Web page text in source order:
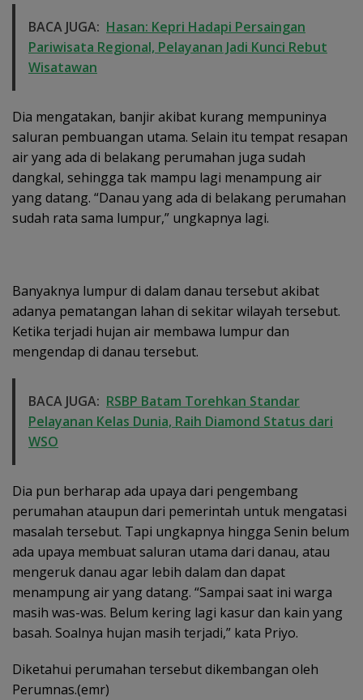
BACA JUGA: Hasan: Kepri Hadapi Persaingan
Pariwisata Regional, Pelayanan Jadi Kunci Rebut
Wisatawan
Dia mengatakan, banjir akibat kurang mempuninya
saluran pembuangan utama. Selain itu tempat resapan
air yang ada di belakang perumahan juga sudah
dangkal, sehingga tak mampu lagi menampung air
yang datang. “Danau yang ada di belakang perumahan
sudah rata sama lumpur,” ungkapnya lagi.
Banyaknya lumpur di dalam danau tersebut akibat
adanya pematangan lahan di sekitar wilayah tersebut.
Ketika terjadi hujan air membawa lumpur dan
mengendap di danau tersebut.
BACA JUGA: RSBP Batam Torehkan Standar
Pelayanan Kelas Dunia, Raih Diamond Status dari
WSO
Dia pun berharap ada upaya dari pengembang
perumahan ataupun dari pemerintah untuk mengatasi
masalah tersebut. Tapi ungkapnya hingga Senin belum
ada upaya membuat saluran utama dari danau, atau
mengeruk danau agar lebih dalam dan dapat
menampung air yang datang. “Sampai saat ini warga
masih was-was. Belum kering lagi kasur dan kain yang
basah. Soalnya hujan masih terjadi,” kata Priyo.
Diketahui perumahan tersebut dikembangan oleh
Perumnas.(emr)